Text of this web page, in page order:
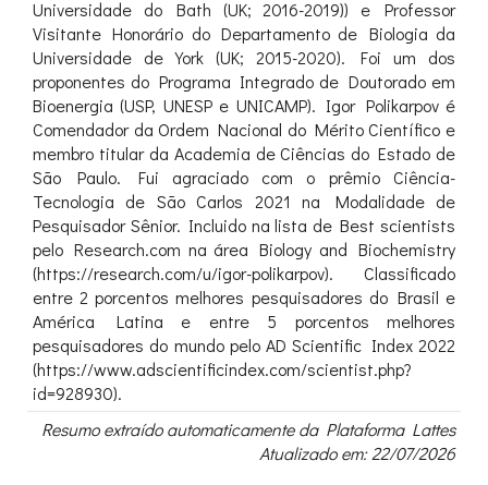
Universidade do Bath (UK; 2016-2019)) e Professor
Visitante Honorário do Departamento de Biologia da
Universidade de York (UK; 2015-2020). Foi um dos
proponentes do Programa Integrado de Doutorado em
Bioenergia (USP, UNESP e UNICAMP). Igor Polikarpov é
Comendador da Ordem Nacional do Mérito Científico e
membro titular da Academia de Ciências do Estado de
São Paulo. Fui agraciado com o prêmio Ciência-
Tecnologia de São Carlos 2021 na Modalidade de
Pesquisador Sênior. Incluido na lista de Best scientists
pelo Research.com na área Biology and Biochemistry
(https://research.com/u/igor-polikarpov). Classificado
entre 2 porcentos melhores pesquisadores do Brasil e
América Latina e entre 5 porcentos melhores
pesquisadores do mundo pelo AD Scientific Index 2022
(https://www.adscientificindex.com/scientist.php?
id=928930).
Resumo extraído automaticamente da Plataforma Lattes
Atualizado em: 22/07/2026